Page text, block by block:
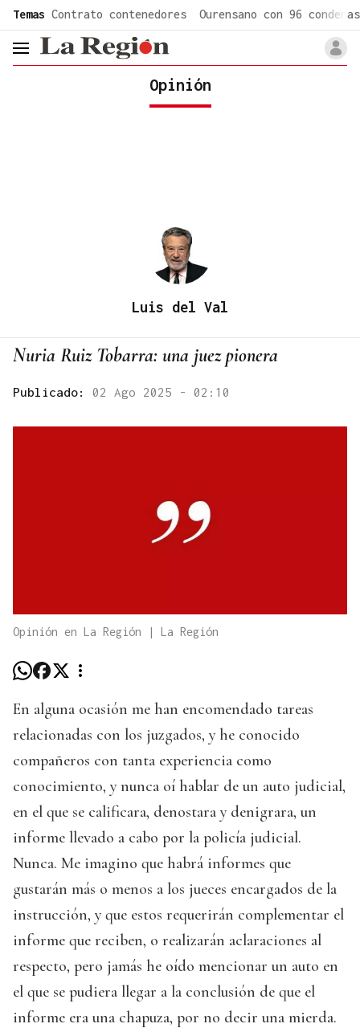
Temas Contrato contenedores Ourensano con 96 condenas
header.menu.open
Opinión
Luis del Val
Nuria Ruiz Tobarra: una juez pionera
Publicado: 02 Ago 2025 - 02:10
Opinión en La Región | La Región
En alguna ocasión me han encomendado tareas
relacionadas con los juzgados, y he conocido
compañeros con tanta experiencia como
conocimiento, y nunca oí hablar de un auto judicial,
en el que se calificara, denostara y denigrara, un
informe llevado a cabo por la policía judicial.
Nunca. Me imagino que habrá informes que
gustarán más o menos a los jueces encargados de la
instrucción, y que estos requerirán complementar el
informe que reciben, o realizarán aclaraciones al
respecto, pero jamás he oído mencionar un auto en
el que se pudiera llegar a la conclusión de que el
informe era una chapuza, por no decir una mierda.